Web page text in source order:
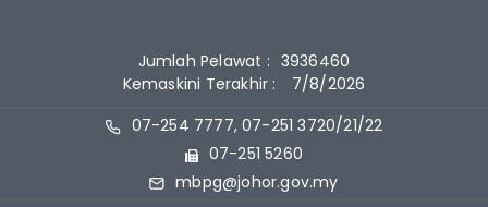
Jumlah Pelawat : 3936460
Kemaskini Terakhir :
7/8/2026
07-254 7777, 07-251 3720/21/22
07-251 5260
mbpg@johor.gov.my